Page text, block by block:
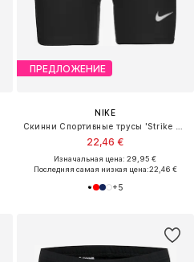
ПРЕДЛОЖЕНИЕ
NIKE
22,46 €
Изначальная цена: 29,95 €
Последняя самая низкая цена:22,46 €
+5